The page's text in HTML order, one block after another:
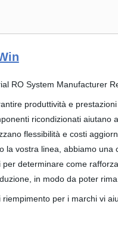
produttività e
ricondizionati
flessibilità e costi
la vostra linea, abbiamo
determinare come
in modo da poter
per i marchi vi